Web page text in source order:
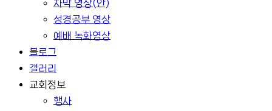
자막 영상(안)
성경공부 영상
예배 녹화영상
블로그
갤러리
교회정보
행사